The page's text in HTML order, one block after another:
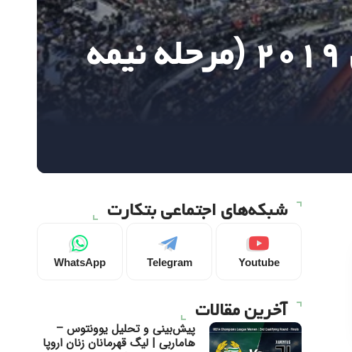
پیشبینی مسابقات تنیس مسترز شانگهای ۲۰۱۹ (مرحله نیمه
شبکه‌های اجتماعی بتکارت
Youtube
Telegram
WhatsApp
آخرین مقالات
پیش‌بینی و تحلیل یوونتوس –
هاماربی | لیگ قهرمانان زنان اروپا